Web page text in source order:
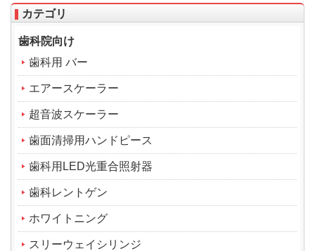
カテゴリ
歯科院向け
歯科用 バー
エアースケーラー
超音波スケーラー
歯面清掃用ハンドピース
歯科用LED光重合照射器
歯科レントゲン
ホワイトニング
スリーウェイシリンジ